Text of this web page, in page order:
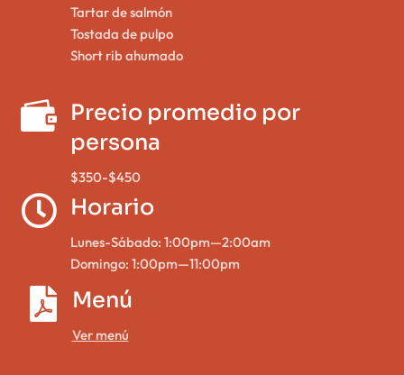
Tartar de salmón
Tostada de pulpo
Short rib ahumado
 Precio promedio por
persona
$350-$450
 Horario
Lunes-Sábado: 1:00pm—2:00am
Domingo: 1:00pm—11:00pm
 Menú
Ver menú